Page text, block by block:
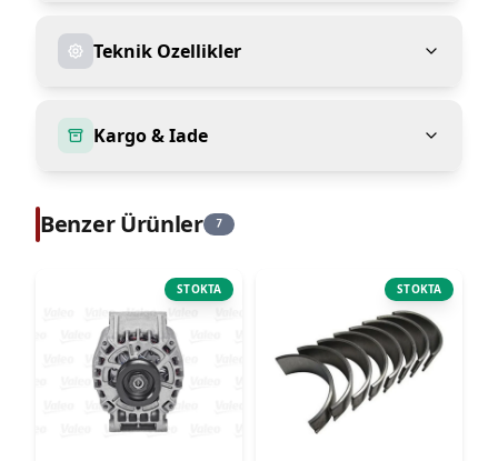
Teknik Ozellikler
Kargo & Iade
Benzer Ürünler 7
STOKTA STOKTA